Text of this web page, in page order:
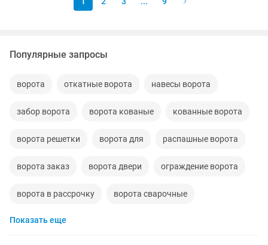
Популярные запросы
ворота откатные ворота навесы ворота
забор ворота ворота кованые кованные ворота
ворота решетки ворота для распашные ворота
ворота заказ ворота двери ограждение ворота
ворота в рассрочку ворота сварочные
ворота перила
Показать еще